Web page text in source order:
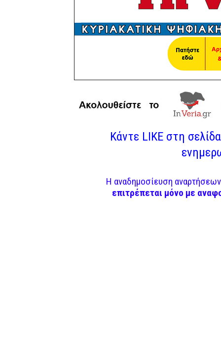
Κάντε LIKE στη
Η αναδημοσίευση
επιτρέπεται μόνο με